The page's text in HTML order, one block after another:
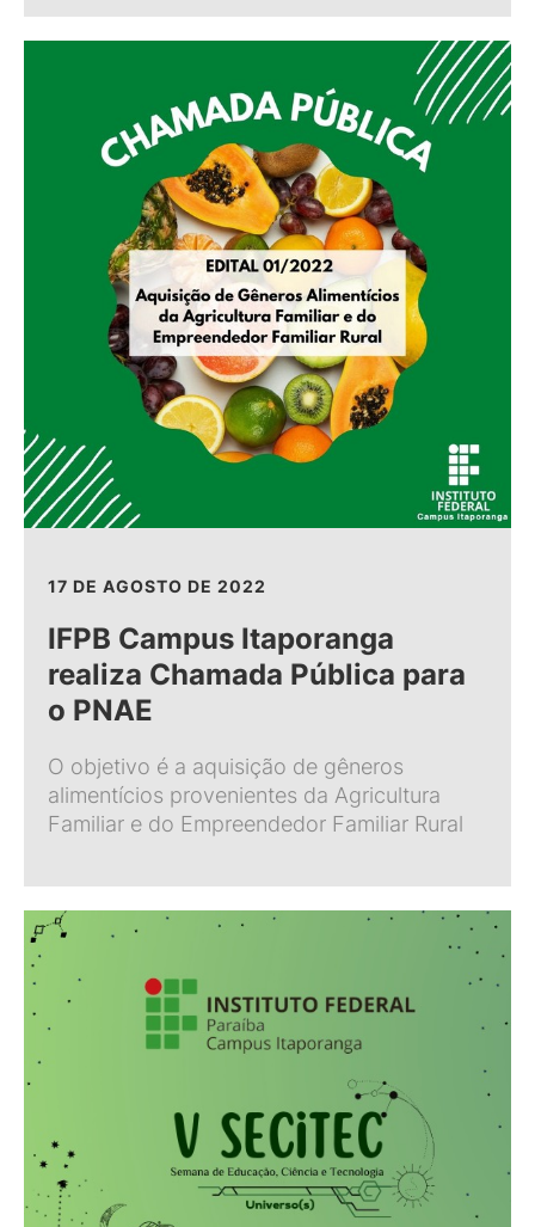
17 DE AGOSTO DE 2022
IFPB Campus Itaporanga
realiza Chamada Pública para
o PNAE
O objetivo é a aquisição de gêneros
alimentícios provenientes da Agricultura
Familiar e do Empreendedor Familiar Rural